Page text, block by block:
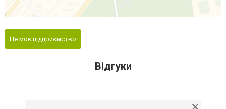
Це моє підприємство
Відгуки